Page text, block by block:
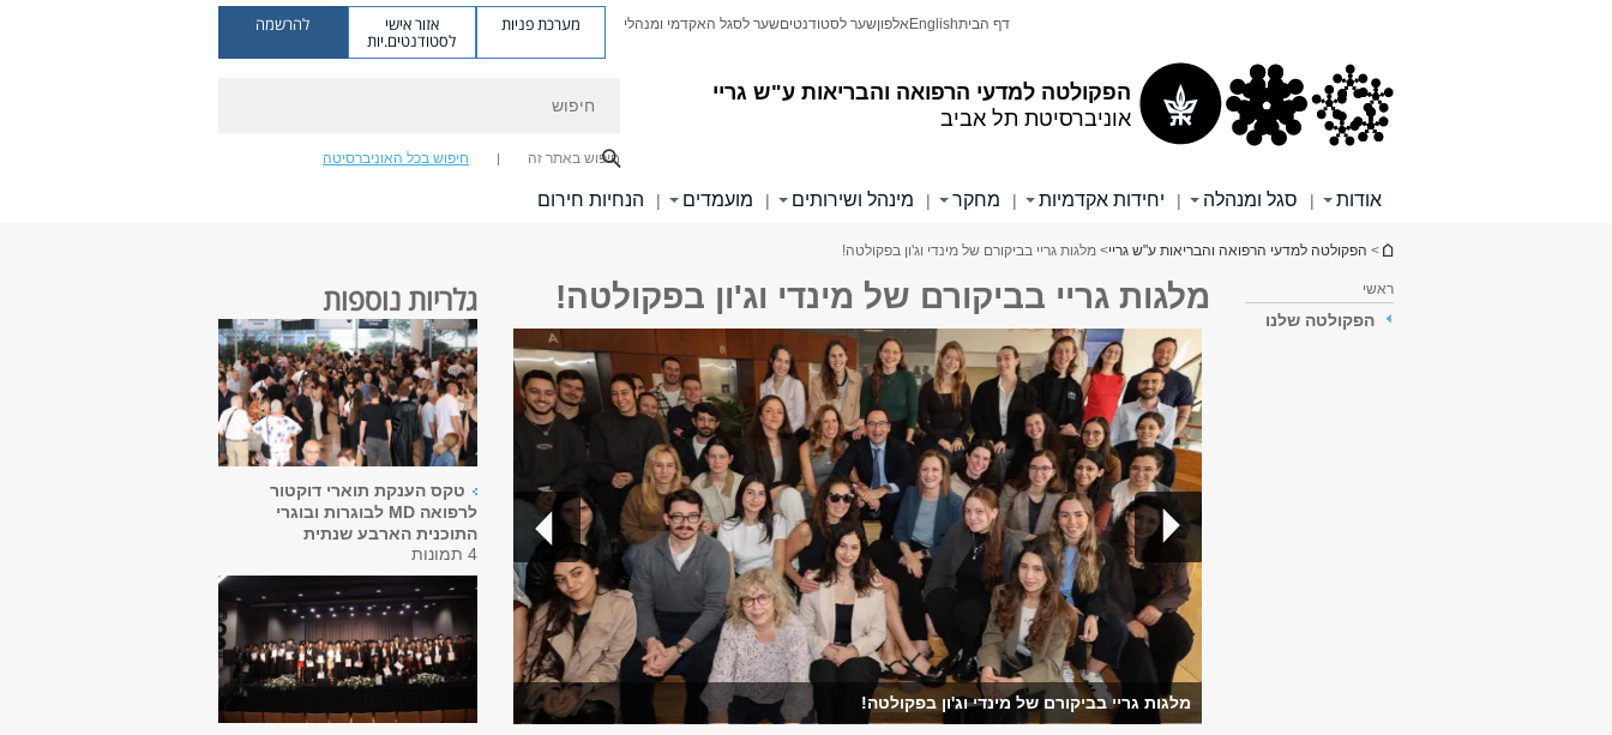
הפקולטה למדעי הרפואה והבריאות ע"ש גריי
אוניברסיטת תל אביב
דף הביתEnglish אלפוןשער לסטודנטיםשער לסגל האקדמי ומנהלי מערכת פניות אזור אישי
לסטודנטים.יות
להרשמה
חיפוש באתר זה חיפוש בכל האוניברסיטה
אודות | סגל ומנהלה | יחידות אקדמיות | מחקר | מינהל ושירותים | מועמדים | הנחיות חירום
הינך נמצא כאן
> הפקולטה למדעי הרפואה והבריאות ע"ש גריי> מלגות גריי בביקורם של מינדי וג'ון בפקולטה!
ראשי
הפקולטה שלנו
מלגות גריי בביקורם של מינדי וג'ון בפקולטה! גלריות נוספות
טקס הענקת תוארי דוקטור
לרפואה MD לבוגרות ובוגרי
התוכנית הארבע שנתית
4 תמונות
מלגות גריי בביקורם של מינדי וג'ון בפקולטה!